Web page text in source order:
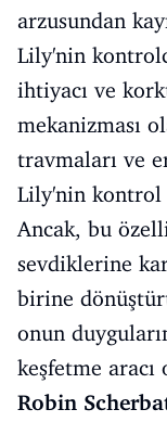
arzusundan
Lily'nin
ihtiyacı ve
mekanizması
travmaları ve
Lily'nin kontrol
Ancak, bu
sevdiklerine
birine
onun
keşfetme
Robin